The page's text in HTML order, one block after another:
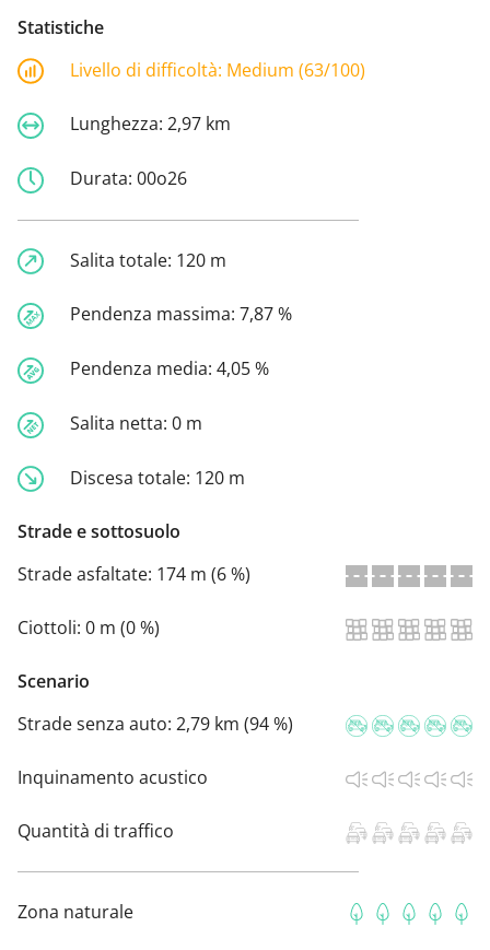
Statistiche
Livello di difficoltà: Medium (63/100)
Lunghezza: 2,97 km
Durata: 00o26
Salita totale: 120 m
Pendenza massima: 7,87 %
Pendenza media: 4,05 %
Salita netta: 0 m
Discesa totale: 120 m
Strade e sottosuolo
Strade asfaltate: 174 m (6 %)
Ciottoli: 0 m (0 %)
Scenario
Strade senza auto: 2,79 km (94 %)
Inquinamento acustico
Quantità di traffico
Zona naturale